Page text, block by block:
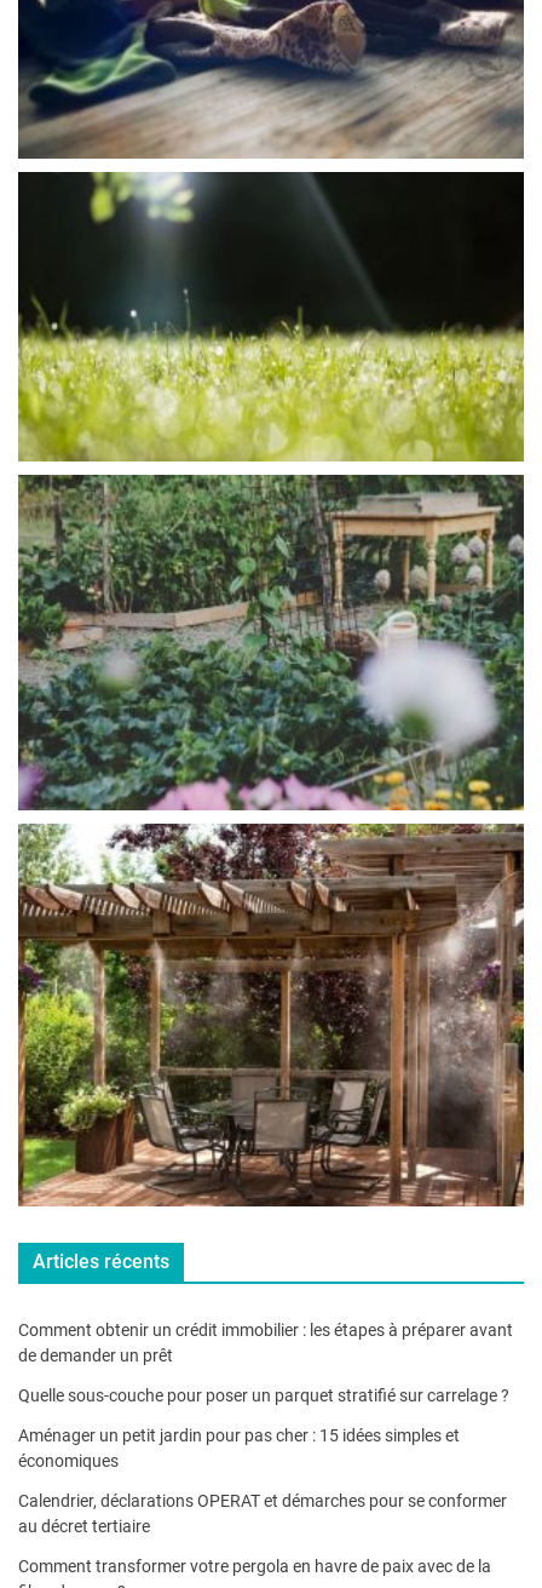
Articles récents
Comment obtenir un crédit immobilier : les étapes à préparer avant
de demander un prêt
Quelle sous-couche pour poser un parquet stratifié sur carrelage ?
Aménager un petit jardin pour pas cher : 15 idées simples et
économiques
Calendrier, déclarations OPERAT et démarches pour se conformer
au décret tertiaire
Comment transformer votre pergola en havre de paix avec de la